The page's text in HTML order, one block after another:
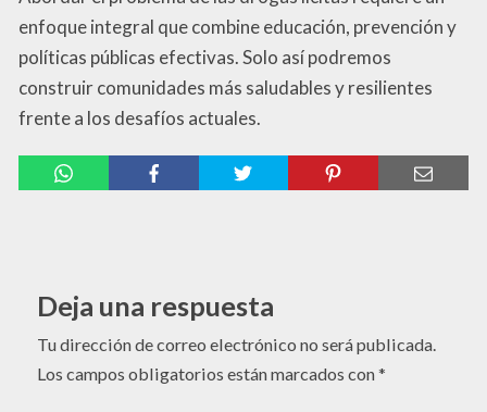
enfoque integral que combine educación, prevención y
políticas públicas efectivas. Solo así podremos
construir comunidades más saludables y resilientes
frente a los desafíos actuales.
Deja una respuesta
Tu dirección de correo electrónico no será publicada.
Los campos obligatorios están marcados con*